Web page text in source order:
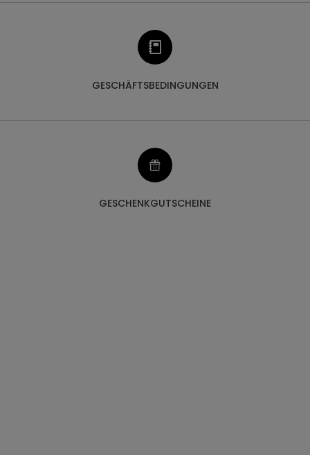
GESCHÄFTSBEDINGUNGEN
GESCHENKGUTSCHEINE